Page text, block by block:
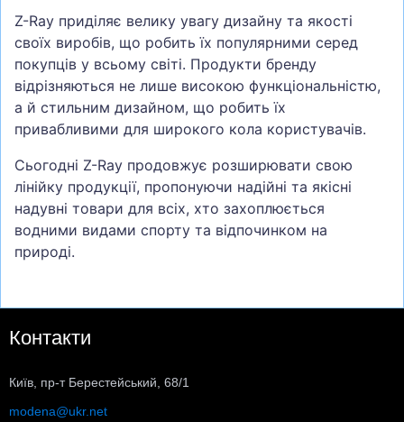
Z-Ray приділяє велику увагу дизайну та якості
своїх виробів, що робить їх популярними серед
покупців у всьому світі. Продукти бренду
відрізняються не лише високою функціональністю,
а й стильним дизайном, що робить їх
привабливими для широкого кола користувачів.
Сьогодні Z-Ray продовжує розширювати свою
лінійку продукції, пропонуючи надійні та якісні
надувні товари для всіх, хто захоплюється
водними видами спорту та відпочинком на
природі.
Контакти
Київ, пр-т Берестейський, 68/1
modena@ukr.net